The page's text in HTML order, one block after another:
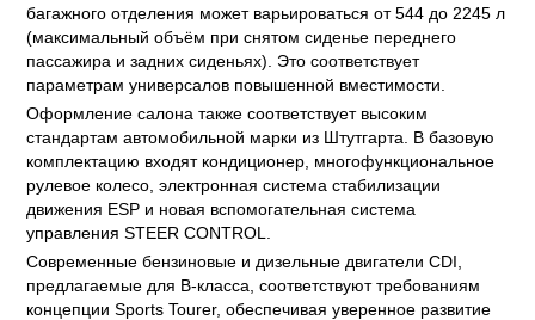
багажного отделения может варьироваться от 544 до 2245 л
(максимальный объём при снятом сиденье переднего
пассажира и задних сиденьях). Это соответствует
параметрам универсалов повышенной вместимости.
Оформление салона также соответствует высоким
стандартам автомобильной марки из Штутгарта. В базовую
комплектацию входят кондиционер, многофункциональное
рулевое колесо, электронная система стабилизации
движения ESP и новая вспомогательная система
управления STEER CONTROL.
Современные бензиновые и дизельные двигатели CDI,
предлагаемые для В-класса, соответствуют требованиям
концепции Sports Tourer, обеспечивая уверенное развитие